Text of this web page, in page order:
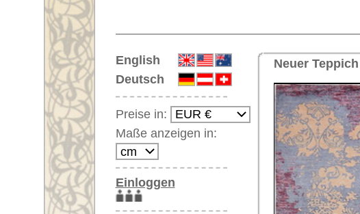
Deutsch
Preise in:
Maße anzeigen in:
Einloggen
Noch kein Kunden-
Login?
Ihr Warenkorb:
Ihr Warenkorb ist leer.
Artikelnummer: